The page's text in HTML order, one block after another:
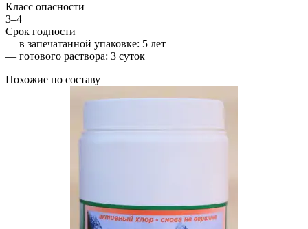
Класс опасности
3–4
Срок годности
— в запечатанной упаковке: 5 лет
— готового раствора: 3 суток
Похожие по составу